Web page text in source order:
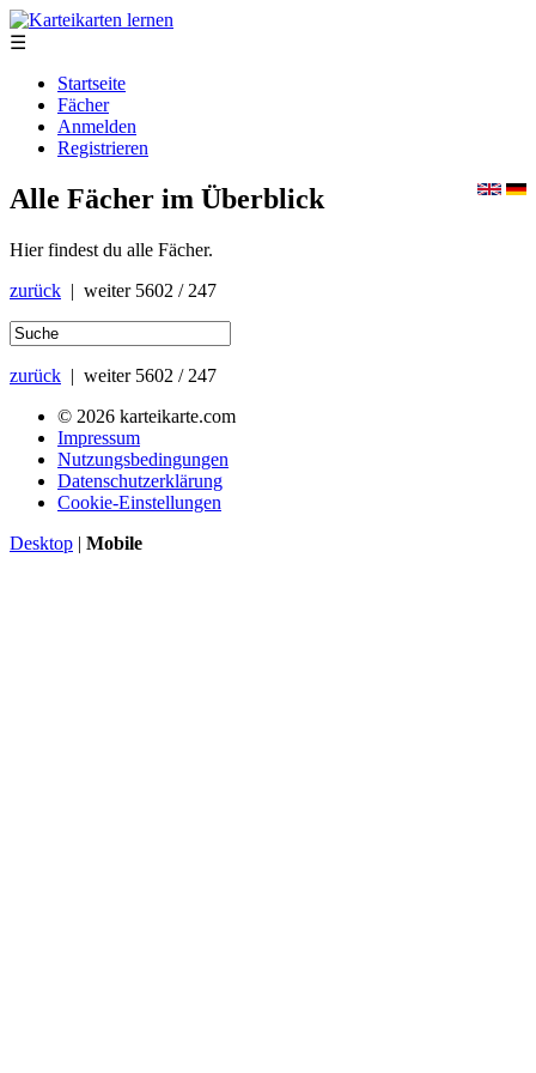
☰
Startseite
Fächer
Anmelden
Registrieren
Alle Fächer im Überblick
Hier findest du alle Fächer.
zurück | weiter 5602 / 247
zurück | weiter 5602 / 247
© 2026 karteikarte.com
Impressum
Nutzungsbedingungen
Datenschutzerklärung
Cookie-Einstellungen
Desktop | Mobile